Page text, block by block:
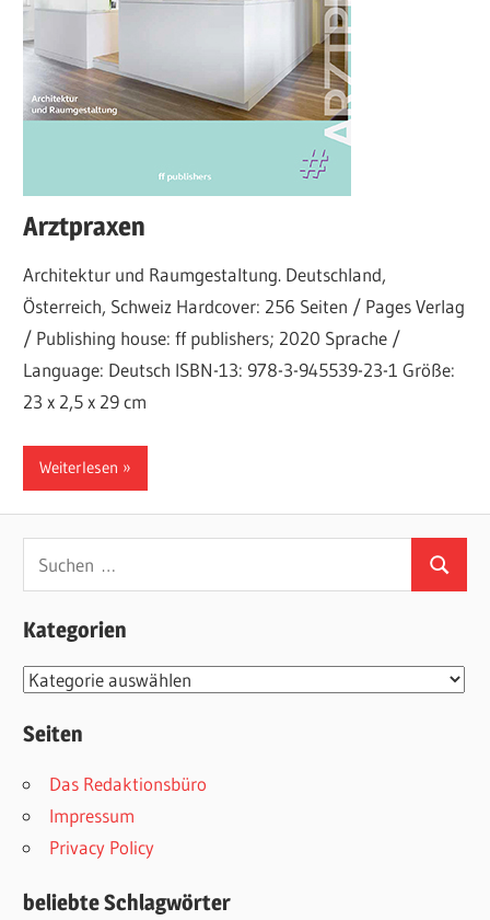
Arztpraxen
Architektur und Raumgestaltung. Deutschland,
Österreich, Schweiz Hardcover: 256 Seiten / Pages Verlag
/ Publishing house: ff publishers; 2020 Sprache /
Language: Deutsch ISBN-13: 978-3-945539-23-1 Größe:
23 x 2,5 x 29 cm
Weiterlesen
Suchen
nach:
Suchen
Kategorien
Kategorien
Seiten
Das Redaktionsbüro
Impressum
Privacy Policy
beliebte Schlagwörter